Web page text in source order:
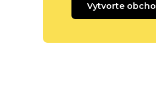
Vytvorte